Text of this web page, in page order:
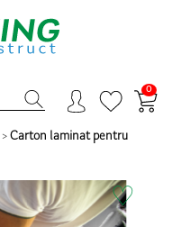
0
> Carton laminat pentru
♡